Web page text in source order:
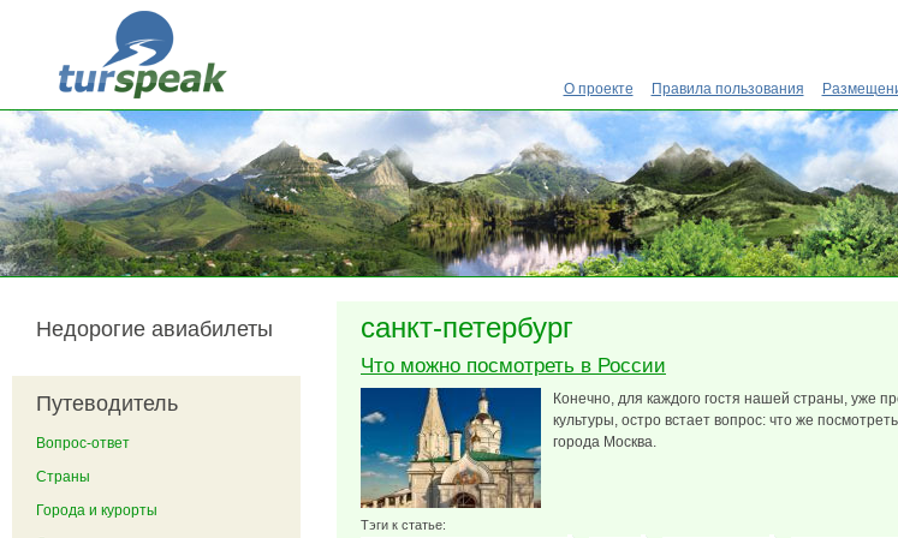
Перейти к основному содержанию
О проекте
Правила пользования
санкт-петербург
Что можно посмотреть в России
Конечно, для каждого гостя нашей страны, уже
культуры, остро встает вопрос: что же
города Москва.
Тэги к статье:
Недорогие авиабилеты
Путеводитель
Вопрос-ответ
Страны
Города и курорты